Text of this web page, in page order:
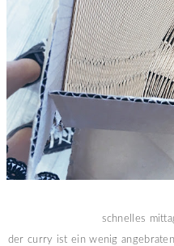
schnelles
der curry ist ein wenig